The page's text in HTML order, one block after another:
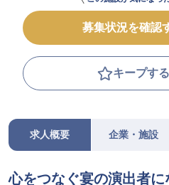
募集状況を確認
キープする
求人概要 企業・施設
心をつなぐ宴の演出者